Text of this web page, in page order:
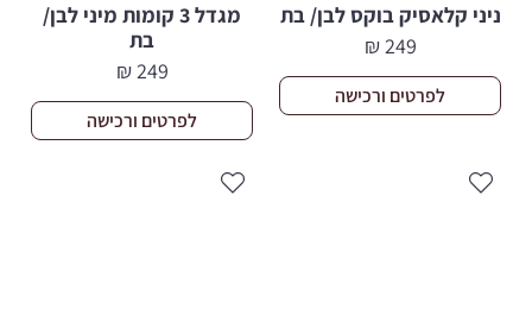
ניני קלאסיק בוקס לבן/ בת
249
₪
לפרטים ורכישה
מגדל 3 קומות מיני לבן/
בת
249
₪
לפרטים ורכישה